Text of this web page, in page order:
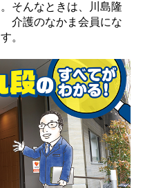
そんなときは、川島隆
介護のなかま会員にな
。